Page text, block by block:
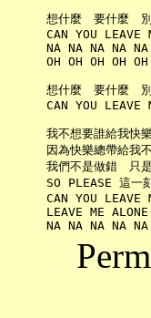
想什麼　要什麼　
CAN YOU LEAVE
NA NA NA NA
     OH OH OH OH OH
想什麼　要什麼　
CAN YOU LEAVE
我不想要誰給我快
因為快樂總帶給我
我們不是做錯　只
SO PLEASE 這一
CAN YOU LEAVE
     LEAVE ME ALONE